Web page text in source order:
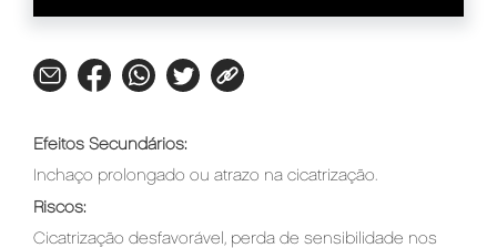
Efeitos Secundários:
Inchaço prolongado ou atrazo na cicatrização.
Riscos:
Cicatrização desfavorável, perda de sensibilidade nos